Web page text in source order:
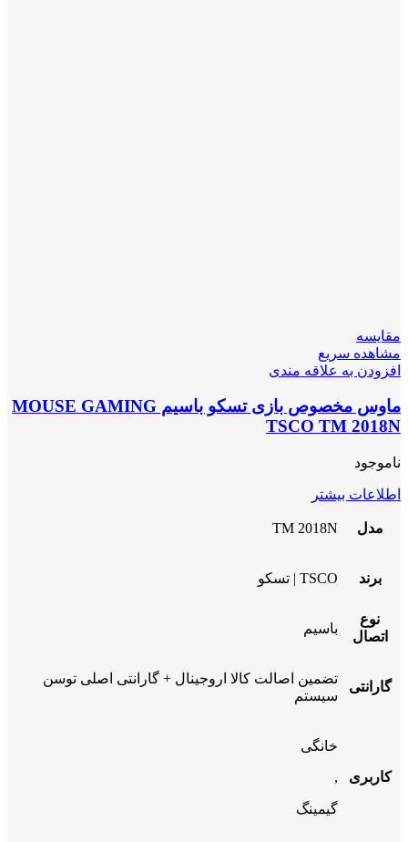
مقایسه
مشاهده سریع
افزودن به علاقه مندی
ماوس مخصوص بازی تسکو باسیم MOUSE GAMING
TSCO TM 2018N
ناموجود
اطلاعات بیشتر
مدل TM 2018N
برند TSCO | تسکو
نوع
اتصال
باسیم
گارانتی
تضمین اصالت کالا اروجینال + گارانتی اصلی توسن
سیستم
کاربری
خانگی
,
گیمینگ